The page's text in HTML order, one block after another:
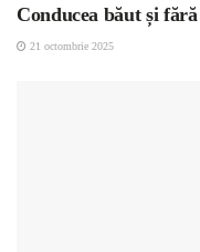
Conducea băut și
21 octombrie 2025